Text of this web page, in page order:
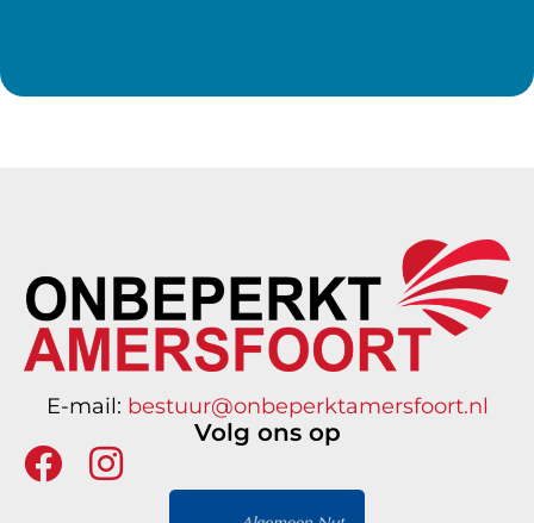
E-mail: bestuur@onbeperktamersfoort.nl
Volg ons op